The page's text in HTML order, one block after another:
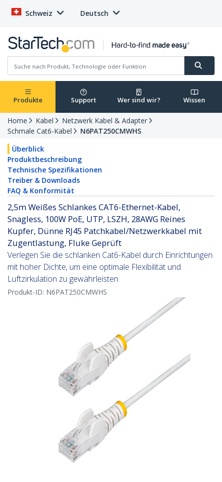
Schweiz Deutsch
Produkte Support Wer sind wir? Wissen
Home Kabel
Netzwerk Kabel & Adapter
Schmale Cat6-Kabel
N6PAT250CMWHS
Überblick
Produktbeschreibung
Technische Spezifikationen
Treiber & Downloads
FAQ & Konformität
2,5m Weißes Schlankes CAT6-Ethernet-Kabel,
Snagless, 100W PoE, UTP, LSZH, 28AWG Reines
Kupfer, Dünne RJ45 Patchkabel/Netzwerkkabel mit
Zugentlastung, Fluke Geprüft
Verlegen Sie die schlanken Cat6-Kabel durch Einrichtungen
mit hoher Dichte, um eine optimale Flexibilität und
Luftzirkulation zu gewährleisten
Produkt-ID: N6PAT250CMWHS